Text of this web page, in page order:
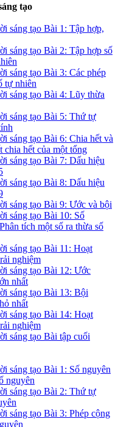
tạo
sáng tạo Bài 1: Tập hợp,
sáng tạo Bài 2: Tập hợp số
sáng tạo Bài 3: Các phép
tự nhiên
sáng tạo Bài 4: Lũy thừa
sáng tạo Bài 5: Thứ tự
sáng tạo Bài 6: Chia hết và
chia hết của một tổng
sáng tạo Bài 7: Dấu hiệu
sáng tạo Bài 8: Dấu hiệu
sáng tạo Bài 9: Ước và bội
sáng tạo Bài 10: Số
tích một số ra thừa số
sáng tạo Bài 11: Hoạt
nghiệm
sáng tạo Bài 12: Ước
nhất
sáng tạo Bài 13: Bội
nhất
sáng tạo Bài 14: Hoạt
nghiệm
sáng tạo Bài tập cuối
sáng tạo Bài 1: Số nguyên
nguyên
sáng tạo Bài 2: Thứ tự
sáng tạo Bài 3: Phép cộng